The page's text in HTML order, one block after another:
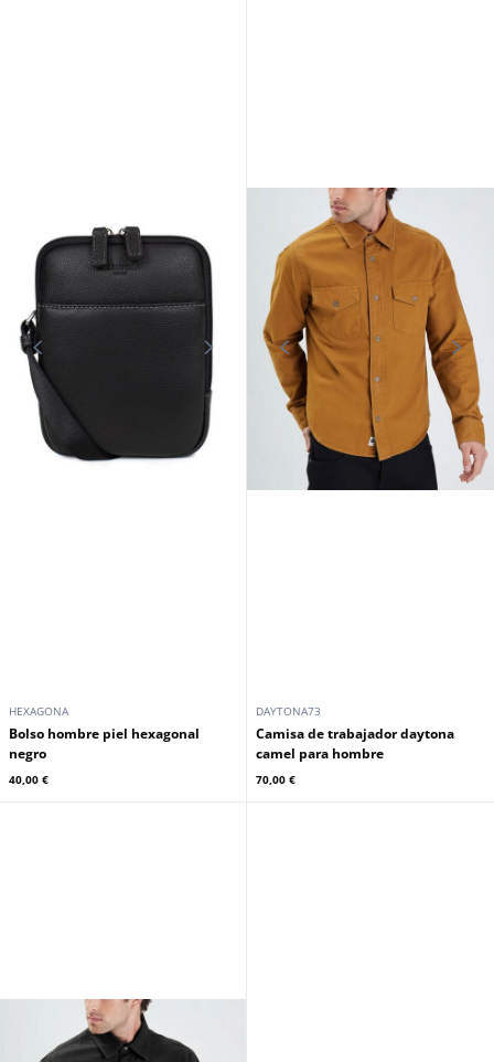
HEXAGONA
Bolso hombre piel hexagonal
negro
40,00 €
DAYTONA73
Camisa de trabajador daytona
camel para hombre
70,00 €